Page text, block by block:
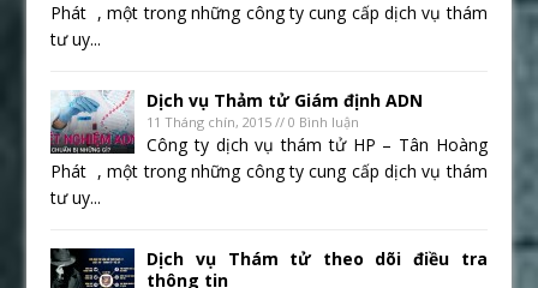
Phát , một trong những công ty cung cấp dịch vụ thám
tư uy...
Dịch vụ Thảm tử Giám định ADN
11 Tháng chín, 2015 // 0 Bình luận
Công ty dịch vụ thám tử HP – Tân Hoàng
Phát , một trong những công ty cung cấp dịch vụ thám
tư uy...
Dịch vụ Thám tử theo dõi điều tra
thông tin